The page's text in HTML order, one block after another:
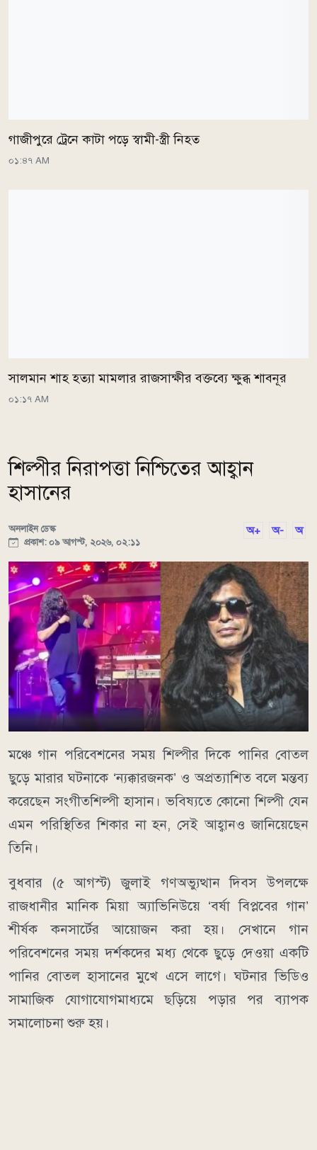
গাজীপুরে ট্রেনে কাটা পড়ে স্বামী-স্ত্রী নিহত
০১:৪৭ AM
সালমান শাহ হত্যা মামলার রাজসাক্ষীর বক্তব্যে ক্ষুব্ধ শাবনূর
০১:১৭ AM
শিল্পীর নিরাপত্তা নিশ্চিতের আহ্বান
হাসানের
অনলাইন ডেস্ক
প্রকাশ: ০৯ আগস্ট, ২০২৬, ০২:১১
অ+ অ- অ
মঞ্চে গান পরিবেশনের সময় শিল্পীর দিকে পানির বোতল
ছুড়ে মারার ঘটনাকে ‘ন্যক্কারজনক’ ও অপ্রত্যাশিত বলে মন্তব্য
করেছেন সংগীতশিল্পী হাসান। ভবিষ্যতে কোনো শিল্পী যেন
এমন পরিস্থিতির শিকার না হন, সেই আহ্বানও জানিয়েছেন
তিনি।
বুধবার (৫ আগস্ট) জুলাই গণঅভ্যুত্থান দিবস উপলক্ষে
রাজধানীর মানিক মিয়া অ্যাভিনিউয়ে ‘বর্ষা বিপ্লবের গান’
শীর্ষক কনসার্টের আয়োজন করা হয়। সেখানে গান
পরিবেশনের সময় দর্শকদের মধ্য থেকে ছুড়ে দেওয়া একটি
পানির বোতল হাসানের মুখে এসে লাগে। ঘটনার ভিডিও
সামাজিক যোগাযোগমাধ্যমে ছড়িয়ে পড়ার পর ব্যাপক
সমালোচনা শুরু হয়।